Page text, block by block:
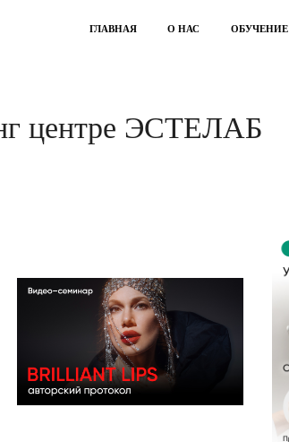
ГЛАВНАЯ О НАС ОБУЧЕНИЕ
центре ЭСТЕЛАБ